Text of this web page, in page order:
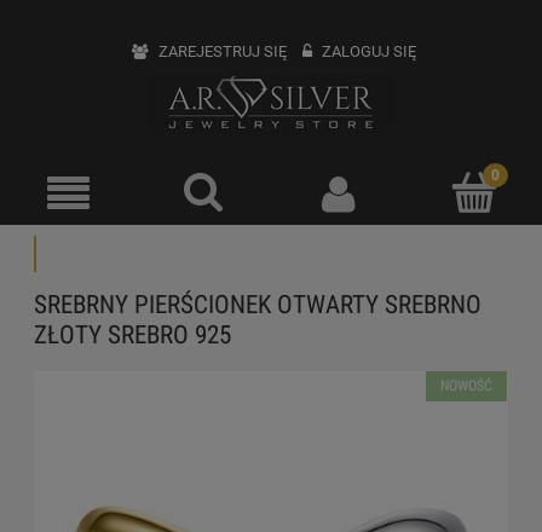
ZAREJESTRUJ SIĘ ZALOGUJ SIĘ
SREBRNY PIERŚCIONEK OTWARTY SREBRNO
ZŁOTY SREBRO 925
NOWOŚĆ